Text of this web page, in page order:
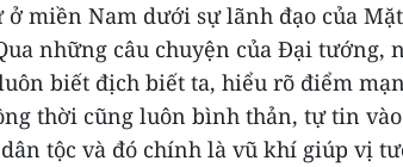
ở miền Nam dưới sự lãnh đạo của
những câu chuyện của Đại tướng,
biết địch biết ta, hiểu rõ điểm
thời cũng luôn bình thản, tự tin
tộc và đó chính là vũ khí giúp vị